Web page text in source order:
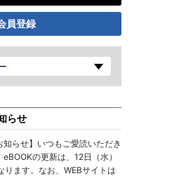
員登録
らせ
知らせ】いつもご愛読いただき
の更新は、12日（水）
ります。なお、WEBサイトは